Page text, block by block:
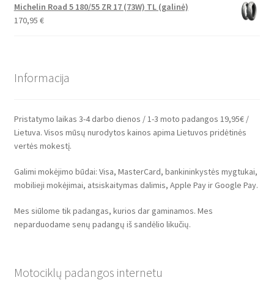
Michelin Road 5 180/55 ZR 17 (73W) TL (galinė)
170,95 €
Informacija
Pristatymo laikas 3-4 darbo dienos / 1-3 moto padangos 19,95€ /
Lietuva. Visos mūsų nurodytos kainos apima Lietuvos pridėtinės
vertės mokestį.
Galimi mokėjimo būdai: Visa, MasterCard, bankininkystės mygtukai,
mobilieji mokėjimai, atsiskaitymas dalimis, Apple Pay ir Google Pay.
Mes siūlome tik padangas, kurios dar gaminamos. Mes
neparduodame senų padangų iš sandėlio likučių.
Motociklų padangos internetu